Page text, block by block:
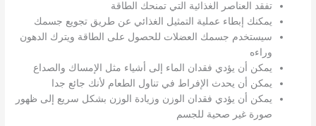
تفقد العناصر الغذائية التي تمنحك الطاقة
يمكنك إبطاء عملية التمثيل الغذائي عن طريق تجويع جسمك
سيستخدم جسمك العضلات للحصول على الطاقة ويترك الدهون
وراءه
يمكن أن يؤدي فقدان الماء إلى أشياء مثل الإمساك والصداع
يمكن أن يحدث الإفراط في تناول الطعام لأنك جائع جدا
يمكن أن يؤدي فقدان الوزن وزيادة الوزن بشكل سريع إلى ظهور
صورة غير صحية للجسم